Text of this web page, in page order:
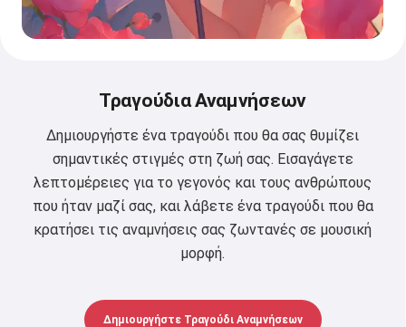
Τραγούδια Αναμνήσεων
Δημιουργήστε ένα τραγούδι που θα σας θυμίζει
σημαντικές στιγμές στη ζωή σας. Εισαγάγετε
λεπτομέρειες για το γεγονός και τους ανθρώπους
που ήταν μαζί σας, και λάβετε ένα τραγούδι που θα
κρατήσει τις αναμνήσεις σας ζωντανές σε μουσική
μορφή.
Δημιουργήστε Τραγούδι Αναμνήσεων